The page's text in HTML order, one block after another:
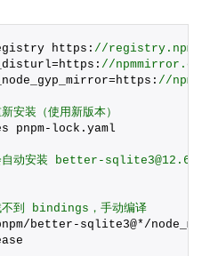
https: //
//
//
装（使用新版本）
pnpm-lock. yaml
自动安装 better-
到 bindings，手动编译
better-sqlite3@*/